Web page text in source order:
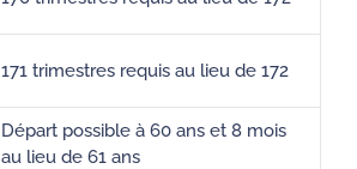
171 trimestres requis au lieu de 172
Départ possible à 60 ans et 8 mois
au lieu de 61 ans